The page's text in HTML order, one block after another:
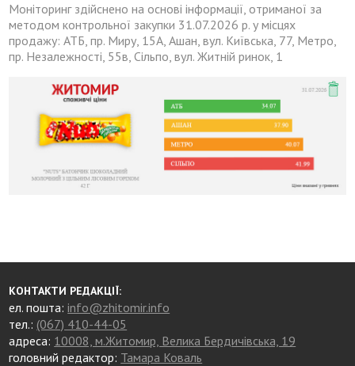
Моніторинг здійснено на основі інформації, отриманої за
методом контрольної закупки 31.07.2026 р. у місцях
продажу: АТБ, пр. Миру, 15А, Ашан, вул. Київська, 77, Метро,
пр. Незалежності, 55в, Сільпо, вул. Житній ринок, 1
КОНТАКТИ РЕДАКЦІЇ:
ел. пошта:info@zhitomir.info
тел.: (067) 410-44-05
адреса: 10008, м.Житомир, Велика Бердичівська, 19
головний редактор: Тамара Коваль